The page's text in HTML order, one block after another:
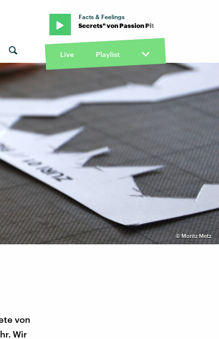
Facts & Feelings
"Little Secrets" von Passion Pit · "Little Secrets" von Passion Pit
Live Playlist
©Moritz Metz
von
Wir